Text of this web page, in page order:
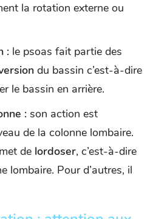
la rotation externe ou
: le psoas fait partie des
du bassin c’est-à-dire
le bassin en arrière.
: son action est
de la colonne lombaire.
de lordoser, c’est-à-dire
lombaire. Pour d’autres, il